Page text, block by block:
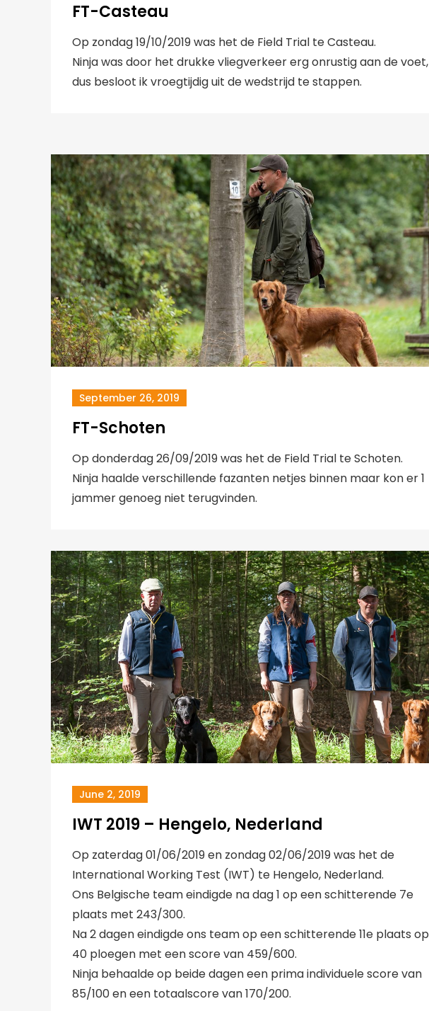
FT-Casteau
Op zondag 19/10/2019 was het de Field Trial te Casteau.
Ninja was door het drukke vliegverkeer erg onrustig aan de voet,
dus besloot ik vroegtijdig uit de wedstrijd te stappen.
September 26, 2019
FT-Schoten
Op donderdag 26/09/2019 was het de Field Trial te Schoten.
Ninja haalde verschillende fazanten netjes binnen maar kon er 1
jammer genoeg niet terugvinden.
June 2, 2019
IWT 2019 – Hengelo, Nederland
Op zaterdag 01/06/2019 en zondag 02/06/2019 was het de
International Working Test (IWT) te Hengelo, Nederland.
Ons Belgische team eindigde na dag 1 op een schitterende 7e
plaats met 243/300.
Na 2 dagen eindigde ons team op een schitterende 11e plaats op
40 ploegen met een score van 459/600.
Ninja behaalde op beide dagen een prima individuele score van
85/100 en een totaalscore van 170/200.